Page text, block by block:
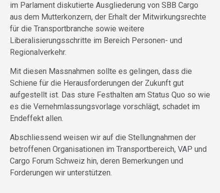
im Parlament diskutierte Ausgliederung von SBB Cargo
aus dem Mutterkonzern, der Erhalt der Mitwirkungsrechte
für die Transportbranche sowie weitere
Liberalisierungsschritte im Bereich Personen- und
Regionalverkehr.
Mit diesen Massnahmen sollte es gelingen, dass die
Schiene für die Herausforderungen der Zukunft gut
aufgestellt ist. Das sture Festhalten am Status Quo so wie
es die Vernehmlassungsvorlage vorschlägt, schadet im
Endeffekt allen.
Abschliessend weisen wir auf die Stellungnahmen der
betroffenen Organisationen im Transportbereich, VAP und
Cargo Forum Schweiz hin, deren Bemerkungen und
Forderungen wir unterstützen.